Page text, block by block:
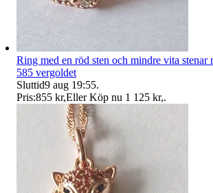
Ring med en röd sten och mindre vita stenar
585 vergoldet
Sluttid9 aug 19:55.
Pris:855 kr,Eller Köp nu 1 125 kr,.